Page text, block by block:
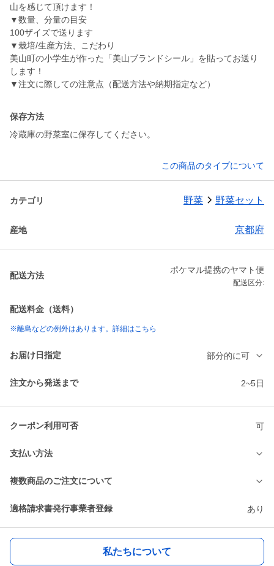
山を感じて頂けます！
▼数量、分量の目安
100ザイズで送ります
▼栽培/生産方法、こだわり
美山町の小学生が作った「美山ブランドシール」を貼ってお送り
します！
▼注文に際しての注意点（配送方法や納期指定など）
保存方法
冷蔵庫の野菜室に保存してください。
この商品のタイプについて
カテゴリ 野菜 野菜セット
産地 京都府
配送方法
ポケマル提携のヤマト便
配送区分:
配送料金（送料）
※離島などの例外はあります。詳細はこちら
お届け日指定 部分的に可
注文から発送まで 2~5日
クーポン利用可否 可
支払い方法
複数商品のご注文について
適格請求書発行事業者登録 あり
私たちについて